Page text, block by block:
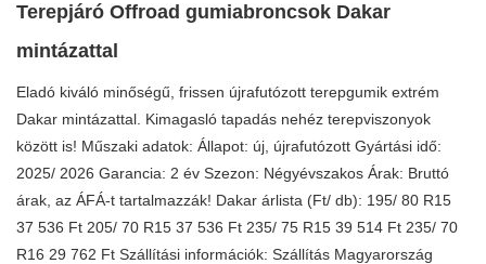
Terepjáró Offroad gumiabroncsok Dakar
mintázattal
Eladó kiváló minőségű, frissen újrafutózott terepgumik extrém
Dakar mintázattal. Kimagasló tapadás nehéz terepviszonyok
között is! Műszaki adatok: Állapot: új, újrafutózott Gyártási idő:
2025/ 2026 Garancia: 2 év Szezon: Négyévszakos Árak: Bruttó
árak, az ÁFÁ-t tartalmazzák! Dakar árlista (Ft/ db): 195/ 80 R15
37 536 Ft 205/ 70 R15 37 536 Ft 235/ 75 R15 39 514 Ft 235/ 70
R16 29 762 Ft Szállítási információk: Szállítás Magyarország